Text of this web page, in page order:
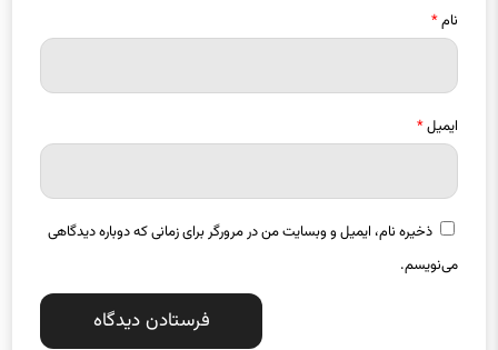
ایمیل*
ذخیره نام، ایمیل و وبسایت من در مرورگر برای زمانی که دوباره دیدگاهی
می‌نویسم.